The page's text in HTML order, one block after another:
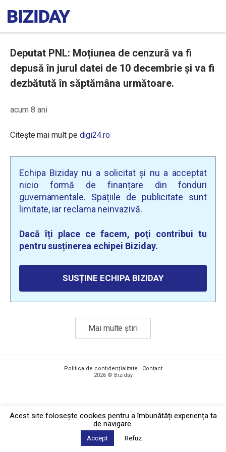
Deputat PNL: Moțiunea de cenzură va fi
depusă în jurul datei de 10 decembrie și va fi
dezbătută în săptămâna următoare.
acum 8 ani
Citește mai mult pe digi24.ro
Echipa Biziday nu a solicitat și nu a acceptat
nicio formă de finanțare din fonduri
guvernamentale. Spațiile de publicitate sunt
limitate, iar reclama neinvazivă.
Dacă îți place ce facem, poți contribui tu
pentru susținerea echipei Biziday.
SUSȚINE ECHIPA BIZIDAY
Mai multe știri
Politica de confidențialitate · Contact
2026 © Biziday
Acest site foloseşte cookies pentru a îmbunătăți experiența ta
de navigare.
Accept Refuz